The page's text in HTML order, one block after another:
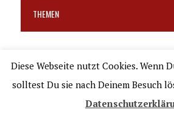
THEMEN
Avant-
Edition Moderne Egmont Fantasy
Diese Webseite nutzt Cookies. Wenn
solltest Du sie nach Deinem Besuch